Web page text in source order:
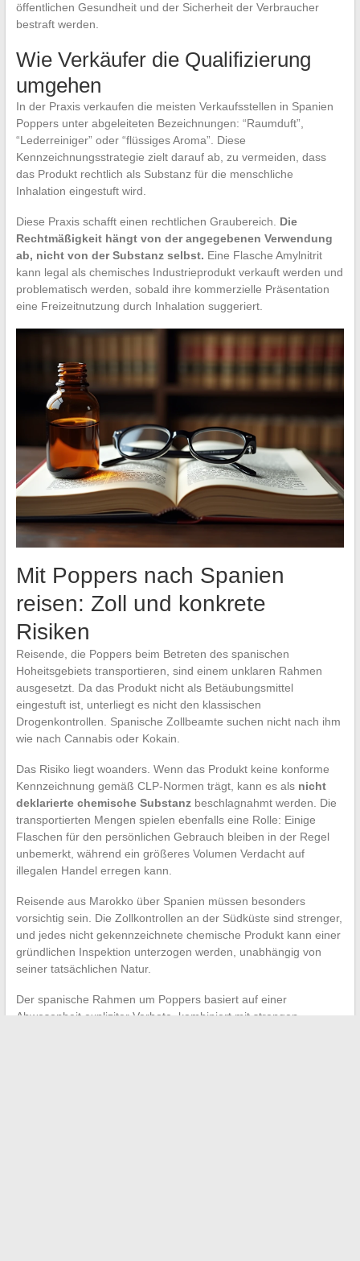
öffentlichen Gesundheit und der Sicherheit der Verbraucher
bestraft werden.
Wie Verkäufer die Qualifizierung
umgehen
In der Praxis verkaufen die meisten Verkaufsstellen in Spanien
Poppers unter abgeleiteten Bezeichnungen: “Raumduft”,
“Lederreiniger” oder “flüssiges Aroma”. Diese
Kennzeichnungsstrategie zielt darauf ab, zu vermeiden, dass
das Produkt rechtlich als Substanz für die menschliche
Inhalation eingestuft wird.
Diese Praxis schafft einen rechtlichen Graubereich. Die
Rechtmäßigkeit hängt von der angegebenen Verwendung
ab, nicht von der Substanz selbst. Eine Flasche Amylnitrit
kann legal als chemisches Industrieprodukt verkauft werden und
problematisch werden, sobald ihre kommerzielle Präsentation
eine Freizeitnutzung durch Inhalation suggeriert.
Mit Poppers nach Spanien
reisen: Zoll und konkrete
Risiken
Reisende, die Poppers beim Betreten des spanischen
Hoheitsgebiets transportieren, sind einem unklaren Rahmen
ausgesetzt. Da das Produkt nicht als Betäubungsmittel
eingestuft ist, unterliegt es nicht den klassischen
Drogenkontrollen. Spanische Zollbeamte suchen nicht nach ihm
wie nach Cannabis oder Kokain.
Das Risiko liegt woanders. Wenn das Produkt keine konforme
Kennzeichnung gemäß CLP-Normen trägt, kann es als nicht
deklarierte chemische Substanzbeschlagnahmt werden. Die
transportierten Mengen spielen ebenfalls eine Rolle: Einige
Flaschen für den persönlichen Gebrauch bleiben in der Regel
unbemerkt, während ein größeres Volumen Verdacht auf
illegalen Handel erregen kann.
Reisende aus Marokko über Spanien müssen besonders
vorsichtig sein. Die Zollkontrollen an der Südküste sind strenger,
und jedes nicht gekennzeichnete chemische Produkt kann einer
gründlichen Inspektion unterzogen werden, unabhängig von
seiner tatsächlichen Natur.
Der spanische Rahmen um Poppers basiert auf einer
Abwesenheit expliziter Verbote, kombiniert mit strengen